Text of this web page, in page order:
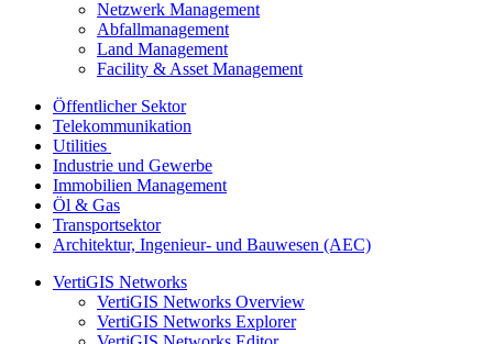
Netzwerk Management
Abfallmanagement
Land Management
Facility & Asset Management
Öffentlicher Sektor
Telekommunikation
Utilities
Industrie und Gewerbe
Immobilien Management
Öl & Gas
Transportsektor
Architektur, Ingenieur- und Bauwesen (AEC)
VertiGIS Networks
VertiGIS Networks Overview
VertiGIS Networks Explorer